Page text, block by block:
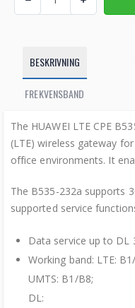
BESKRIVNING
FREKVENSBAND
The HUAWEI LTE CPE
(LTE) wireless gateway
office environments. It
The B535-232a supports
supported service
Data service up to DL
Working band: LTE:
UMTS: B1/B8;
DL: